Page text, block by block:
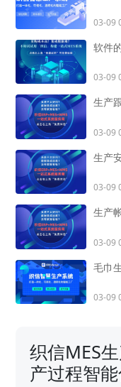
03-09
软件
03-09
生产
03-09
生产
03-09
生产
03-09
毛巾
03-09
织信MES
产过程智